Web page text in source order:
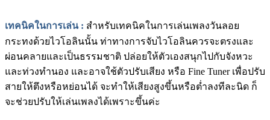
เทคนิคในการเล่น: สำหรับเทคนิคในการเล่นเพลงวันลอย
กระทงด้วยไวโอลินนั้น ท่าทางการจับไวโอลินควรจะตรงและ
ผ่อนคลายและเป็นธรรมชาติ ปล่อยให้ตัวเองสนุกไปกับจังหวะ
และท่วงทำนอง และอาจใช้ตัวปรับเสียง หรือ Fine Tuner เพื่อปรับ
สายให้ตึงหรือหย่อนได้ จะทำให้เสียงสูงขึ้นหรือต่ำลงทีละนิด ก็
จะช่วยปรับให้เล่นเพลงได้เพราะขึ้นค่ะ